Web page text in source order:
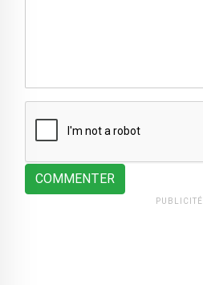
COMMENTER
PUBLICITÉ